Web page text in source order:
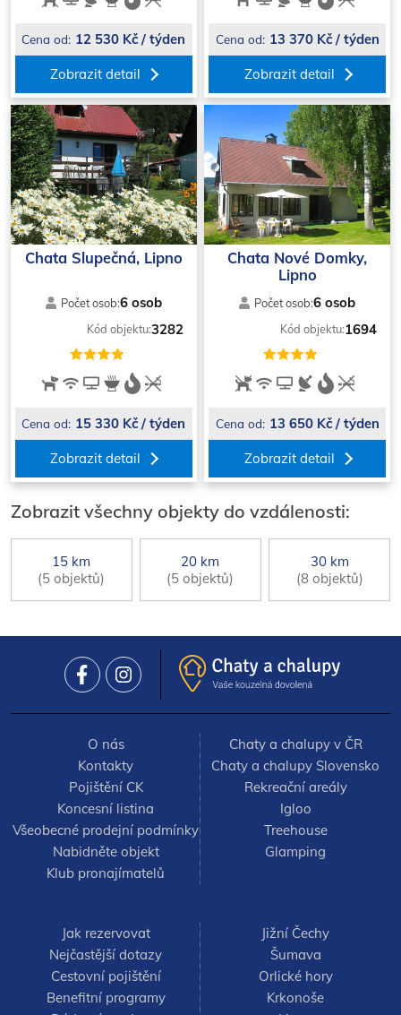
Cena od: 12 530 Kč / týden
Zobrazit detail
Cena od: 13 370 Kč / týden
Zobrazit detail
Chata Slupečná, Lipno
Počet osob:6 osob
Kód objektu:3282
Cena od: 15 330 Kč / týden
Zobrazit detail
Chata Nové Domky,
Lipno
Počet osob:6 osob
Kód objektu:1694
Cena od: 13 650 Kč / týden
Zobrazit detail
Zobrazit všechny objekty do vzdálenosti:
15 km
(5 objektů)
20 km
(5 objektů)
30 km
(8 objektů)
O nás
Kontakty
Pojištění CK
Koncesní listina
Všeobecné prodejní podmínky
Nabidněte objekt
Klub pronajímatelů
Chaty a chalupy v ČR
Chaty a chalupy Slovensko
Rekreační areály
Igloo
Treehouse
Glamping
Jak rezervovat
Nejčastější dotazy
Cestovní pojištění
Benefitní programy
Jižní Čechy
Šumava
Orlické hory
Krkonoše